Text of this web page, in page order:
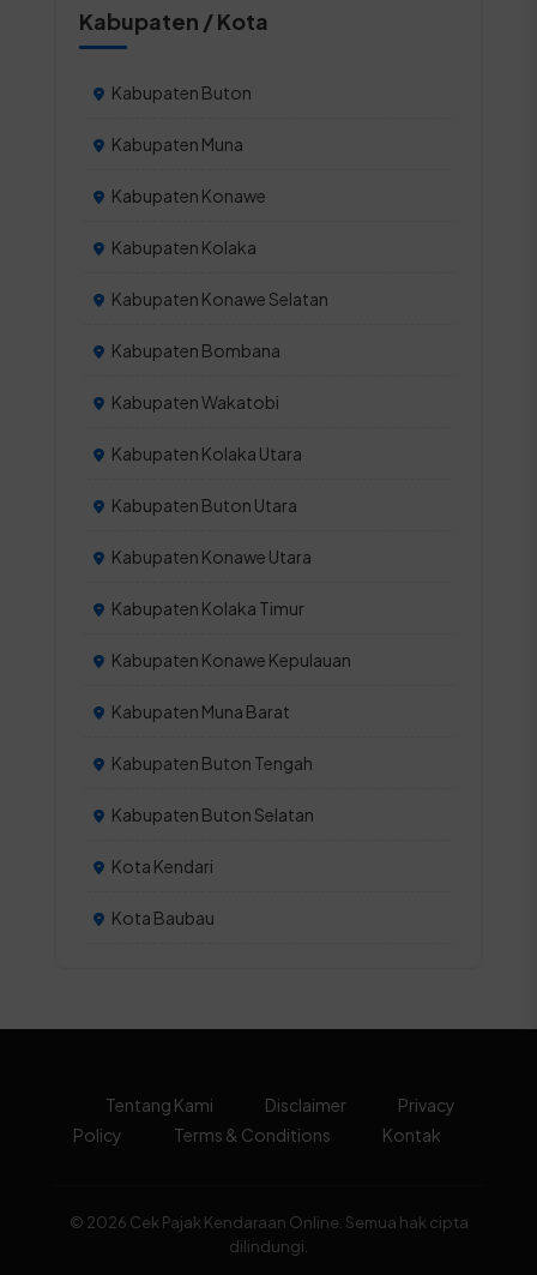
Kabupaten / Kota
Kabupaten Buton
Kabupaten Muna
Kabupaten Konawe
Kabupaten Kolaka
Kabupaten Konawe Selatan
Kabupaten Bombana
Kabupaten Wakatobi
Kabupaten Kolaka Utara
Kabupaten Buton Utara
Kabupaten Konawe Utara
Kabupaten Kolaka Timur
Kabupaten Konawe Kepulauan
Kabupaten Muna Barat
Kabupaten Buton Tengah
Kabupaten Buton Selatan
Kota Kendari
Kota Baubau
Tentang Kami Disclaimer
Privacy
Policy
Terms & Conditions Kontak
© 2026 Cek Pajak Kendaraan Online. Semua hak cipta
dilindungi.